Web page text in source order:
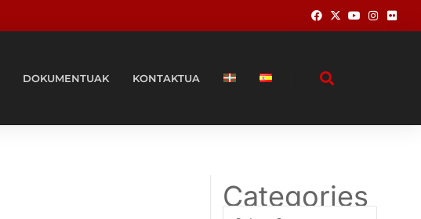
DOKUMENTUAK KONTAKTUA
Categories